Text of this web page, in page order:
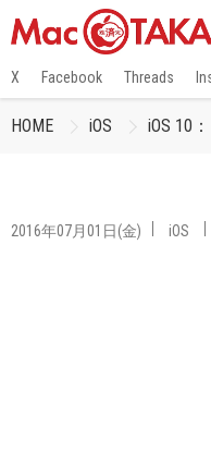
X Facebook Threads
HOME iOS iOS 10
2016年07月01日(金) iOS